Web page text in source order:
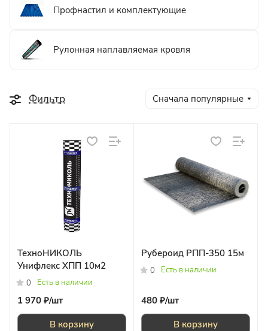
Профнастил и комплектующие
Рулонная наплавляемая кровля
Фильтр Сначала популярные
ТехноНИКОЛЬ
Унифлекс ХПП 10м2
0 Есть в наличии
1 970 ₽/шт
В корзину
Рубероид РПП-350 15м
0 Есть в наличии
480 ₽/шт
В корзину